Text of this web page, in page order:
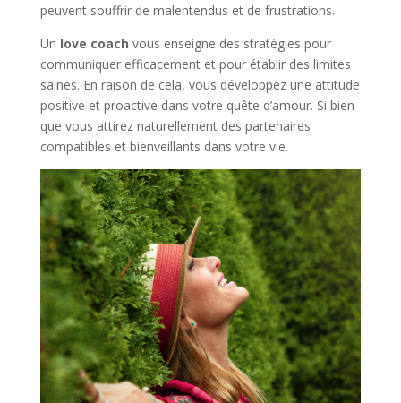
peuvent souffrir de malentendus et de frustrations.
Un love coach vous enseigne des stratégies pour
communiquer efficacement et pour établir des limites
saines. En raison de cela, vous développez une attitude
positive et proactive dans votre quête d’amour. Si bien
que vous attirez naturellement des partenaires
compatibles et bienveillants dans votre vie.